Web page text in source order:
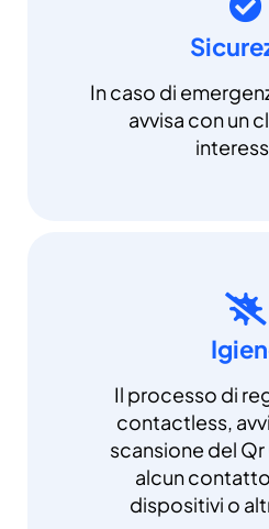
In caso di
avvisa con un
Il processo di
contactless,
scansione del
alcun
dispositivi o